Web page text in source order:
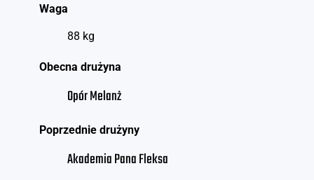
Waga
88 kg
Obecna drużyna
Opór Melanż
Poprzednie drużyny
Akademia Pana Fleksa